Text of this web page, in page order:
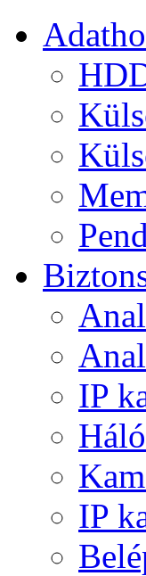
IP
IP